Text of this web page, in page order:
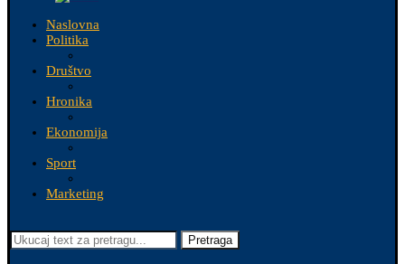
Naslovna
Politika
Društvo
Hronika
Ekonomija
Sport
Marketing
Pretraga